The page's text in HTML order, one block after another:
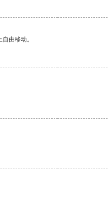
由移动。